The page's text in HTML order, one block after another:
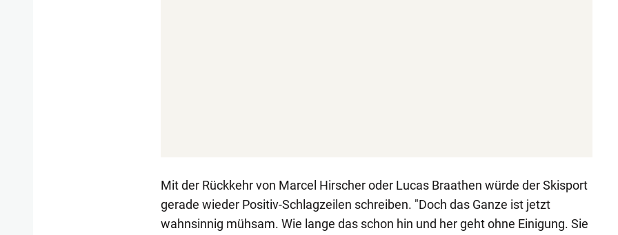
Mit der Rückkehr von Marcel Hirscher oder Lucas Braathen würde der Skisport
gerade wieder Positiv-Schlagzeilen schreiben. "Doch das Ganze ist jetzt
wahnsinnig mühsam. Wie lange das schon hin und her geht ohne Einigung. Sie